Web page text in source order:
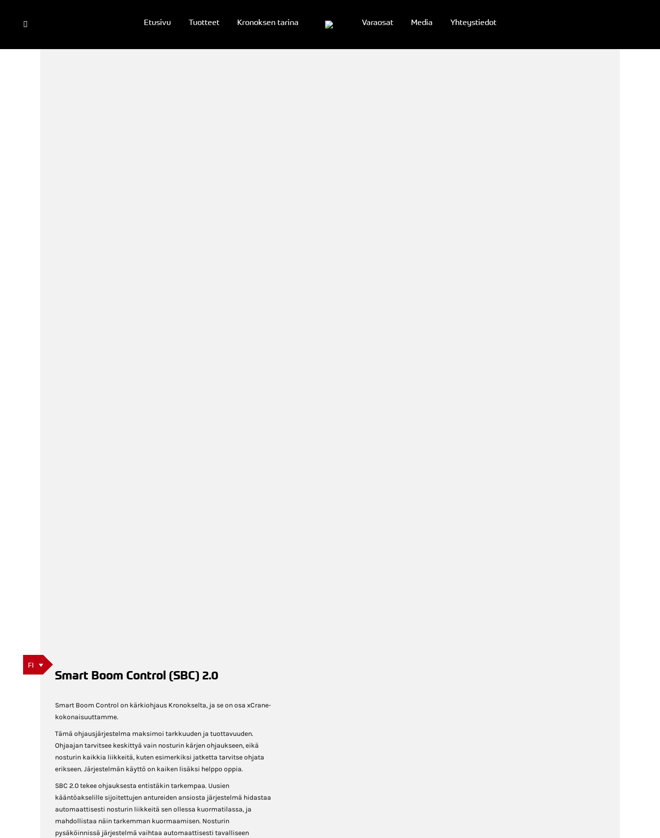
Etusivu Tuotteet Kronoksen tarina
Search: Varaosat Media Yhteystiedot
Smart Boom Control (SBC) 2.0
Smart Boom Control on kärkiohjaus Kronokselta, ja se on osa xCrane-
kokonaisuuttamme.
Tämä ohjausjärjestelma maksimoi tarkkuuden ja tuottavuuden.
Ohjaajan tarvitsee keskittyä vain nosturin kärjen ohjaukseen, eikä
nosturin kaikkia liikkeitä, kuten esimerkiksi jatketta tarvitse ohjata
erikseen. Järjestelmän käyttö on kaiken lisäksi helppo oppia.
SBC 2.0 tekee ohjauksesta entistäkin tarkempaa. Uusien
kääntöakselille sijoitettujen antureiden ansiosta järjestelmä hidastaa
automaattisesti nosturin liikkeitä sen ollessa kuormatilassa, ja
mahdollistaa näin tarkemman kuormaamisen. Nosturin
pysäköinnissä järjestelmä vaihtaa automaattisesti tavalliseen
FI